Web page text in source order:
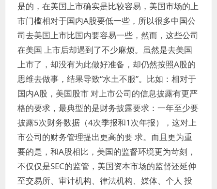
是的，在美国上市确实是比较容易，美国市场的上
市门槛相对于国内A股要低一些，所以很多中国公
司去美国上市比国内要容易一些，然而，这些公司
在美国 上市后却遇到了不少麻烦。虽然是去美国
上市了，却没有为此做好准备，却仍然按照A股的
思维去做事，结果导致“水土不服”。比如：相对于
国内A股，美国股市 对上市公司的信息披露有更严
格的要求，最典型的是财务披露要求：一年至少要
披露5次财务数据（4次季报和1次年报），这对上
市公司的财务管理提出更高的要 求。而且更为重
要的是，和A股相比，美国的监督环境更为苛刻，
不仅仅是SEC的监管，美国资本市场的监督还延伸
至交易所、审计机构、律法机构、媒体、个人 投